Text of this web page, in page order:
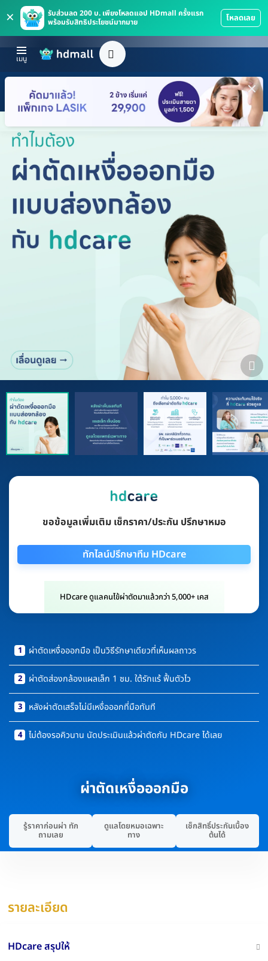
×
รับส่วนลด 200 บ. เพียงโหลดแอป HDmall ครั้งแรก
พร้อมรับสิทธิประโยชน์มากมาย
โหลดเลย
รู้ราคาก่อนผ่า ทัก
ถามเลย
ดูแลโดยหมอเฉพาะ
ทาง
เช็กสิทธิ์ประกันเบื้อง
ต้นได้
ผ่าตัดเหงื่อออกมือ
ขอข้อมูลเพิ่มเติม เช็กราคา/ประกัน ปรึกษาหมอ
ทักไลน์ปรึกษาทีม HDcare
HDcare ดูแลคนไข้ผ่าตัดมาแล้วกว่า 5,000+ เคส
1 ผ่าตัดเหงื่อออกมือ เป็นวิธีรักษาเดียวที่เห็นผลถาวร
2 ผ่าตัดส่องกล้องแผลเล็ก 1 ซม. ใต้รักแร้ ฟื้นตัวไว
3 หลังผ่าตัดเสร็จไม่มีเหงื่อออกที่มือทันที
4 ไม่ต้องรอคิวนาน นัดประเมินแล้วผ่าตัดกับ HDcare ได้เลย
รายละเอียด
HDcare สรุปให้